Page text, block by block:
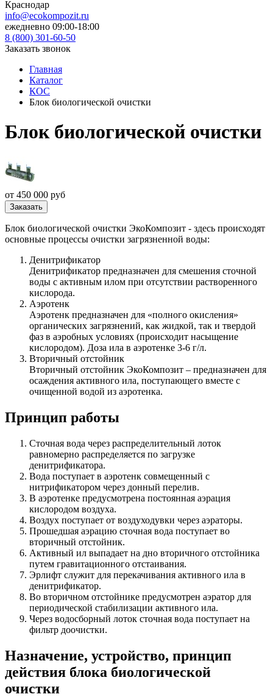
Краснодар
info@ecokompozit.ru
ежедневно 09:00-18:00
8 (800) 301-60-50
Заказать звонок
Главная
Каталог
КОС
Блок биологической очистки
Блок биологической очистки
от 450 000 руб
Заказать
Блок биологической очистки ЭкоКомпозит - здесь происходят
основные процессы очистки загрязненной воды:
Денитрификатор
Денитрификатор предназначен для смешения сточной
воды с активным илом при отсутствии растворенного
кислорода.
Аэротенк
Аэротенк предназначен для «полного окисления»
органических загрязнений, как жидкой, так и твердой
фаз в аэробных условиях (происходит насыщение
кислородом). Доза ила в аэротенке 3-6 г/л.
Вторичный отстойник
Вторичный отстойник ЭкоКомпозит – предназначен для
осаждения активного ила, поступающего вместе с
очищенной водой из аэротенка.
Принцип работы
Сточная вода через распределительный лоток
равномерно распределяется по загрузке
денитрификатора.
Вода поступает в аэротенк совмещенный с
нитрификатором через донный перелив.
В аэротенке предусмотрена постоянная аэрация
кислородом воздуха.
Воздух поступает от воздуходувки через аэраторы.
Прошедшая аэрацию сточная вода поступает во
вторичный отстойник.
Активный ил выпадает на дно вторичного отстойника
путем гравитационного отстаивания.
Эрлифт служит для перекачивания активного ила в
денитрификатор.
Во вторичном отстойнике предусмотрен аэратор для
периодической стабилизации активного ила.
Через водосборный лоток сточная вода поступает на
фильтр доочистки.
Назначение, устройство, принцип
действия блока биологической
очистки